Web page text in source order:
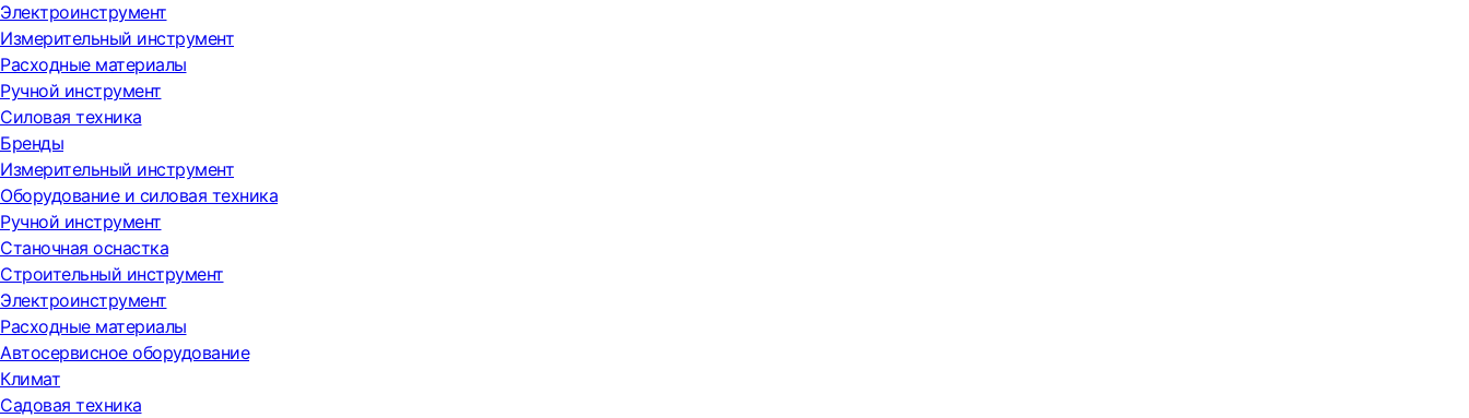
Электроинструмент
Измерительный инструмент
Расходные материалы
Ручной инструмент
Силовая техника
Бренды
Измерительный инструмент
Оборудование и силовая техника
Ручной инструмент
Станочная оснастка
Строительный инструмент
Электроинструмент
Расходные материалы
Автосервисное оборудование
Климат
Садовая техника